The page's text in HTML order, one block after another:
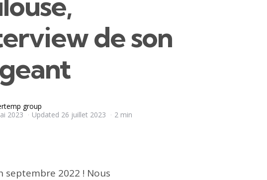
de son
group
2023
Updated 26 juillet 2023 2 min
septembre 2022 ! Nous